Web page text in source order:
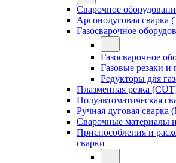
Сварочное
Аргонодуговая сварка
Газосварочное
Газосварочное
Газовые резаки и
Редукторы для
Плазменная резка
Полуавтоматическая
Ручная дуговая сварка
Сварочные материалы
Приспособления и
сварки